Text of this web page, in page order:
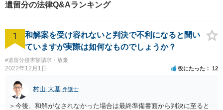
遺留分の法律Q&Aランキング
1
和解案を受け容れないと判決で不利になると聞い
ていますが実際は如何なものでしょうか？
#遺留分侵害額請求・放棄
2022年12月1日 役にたった 12
村山 大基 弁護士
＞今後、和解がなされなかった場合は最終準備書面から判決に至ると